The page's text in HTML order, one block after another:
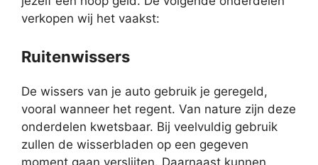
verkopen wij het vaakst:
Ruitenwissers
De wissers van je auto gebruik je geregeld,
vooral wanneer het regent. Van nature zijn deze
onderdelen kwetsbaar. Bij veelvuldig gebruik
zullen de wisserbladen op een gegeven